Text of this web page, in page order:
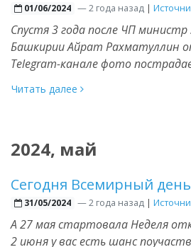
01/06/2024 —2 года назад |
Спустя 3 года после ЧП министр
Башкирии Айрат Рахматуллин
Telegram-канале фото
Читать далее
2024, май
Сегодня Всемирный день
31/05/2024 —2 года назад |
А 27 мая стартовала Неделя
2 июня у вас есть шанс